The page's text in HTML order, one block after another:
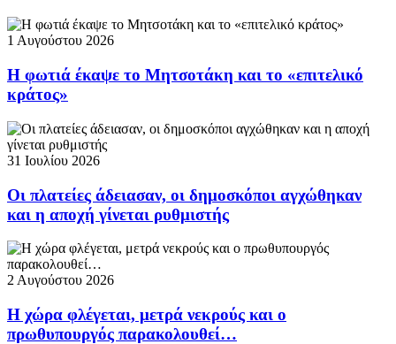
1 Αυγούστου 2026
Η φωτιά έκαψε το Μητσοτάκη και το «επιτελικό
κράτος»
31 Ιουλίου 2026
Οι πλατείες άδειασαν, οι δημοσκόποι αγχώθηκαν
και η αποχή γίνεται ρυθμιστής
2 Αυγούστου 2026
Η χώρα φλέγεται, μετρά νεκρούς και ο
πρωθυπουργός παρακολουθεί…